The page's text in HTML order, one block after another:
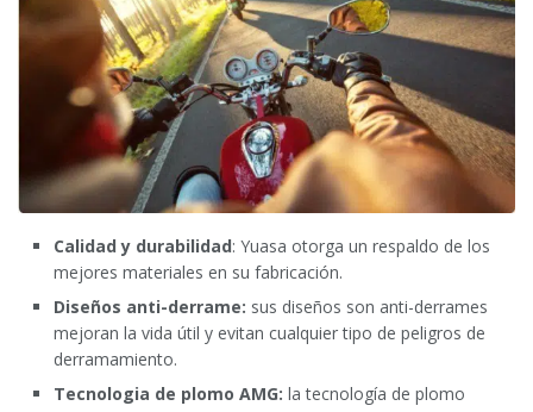
Calidad y durabilidad: Yuasa otorga un respaldo de los
mejores materiales en su fabricación.
Diseños anti-derrame: sus diseños son anti-derrames
mejoran la vida útil y evitan cualquier tipo de peligros de
derramamiento.
Tecnologia de plomo AMG: la tecnología de plomo